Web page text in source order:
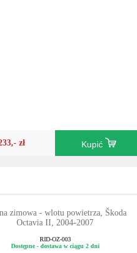
zł Kupić
zimowa - wlotu powietrza, Škoda
Octavia II, 2004-2007
RID-OZ-003
Dostępne - dostawa w ciągu 2 dni